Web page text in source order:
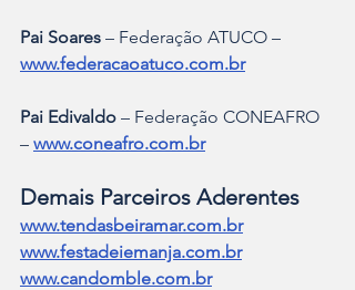
Pai Soares – Federação ATUCO –
www.federacaoatuco.com.br
Pai Edivaldo – Federação CONEAFRO
– www.coneafro.com.br
Demais Parceiros Aderentes
www.tendasbeiramar.com.br
www.festadeiemanja.com.br
www.candomble.com.br